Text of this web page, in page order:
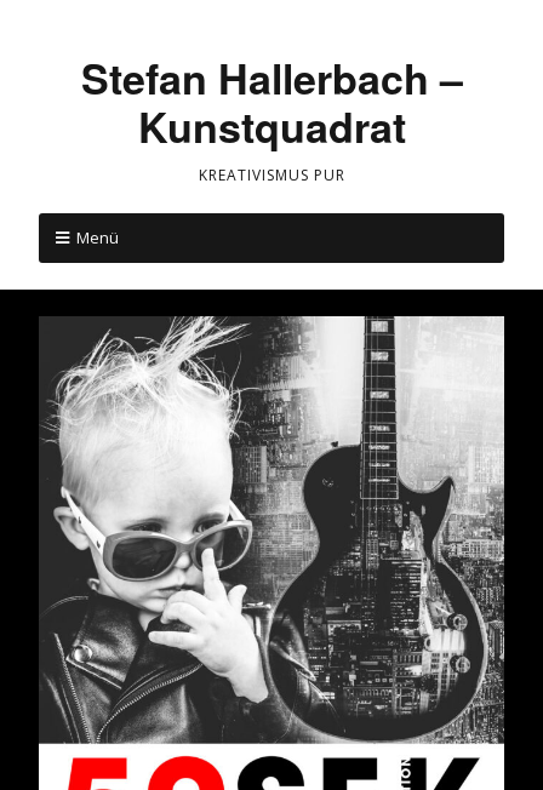
Stefan Hallerbach –
Kunstquadrat
KREATIVISMUS PUR
Menü